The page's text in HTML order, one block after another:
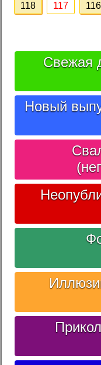
118 117 116
Свежая
Новый